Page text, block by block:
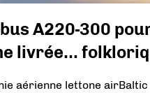
A220-300
livrée…
aérienne lettone airBaltic